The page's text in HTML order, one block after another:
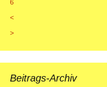
6
<
>
Beitrags-Archiv